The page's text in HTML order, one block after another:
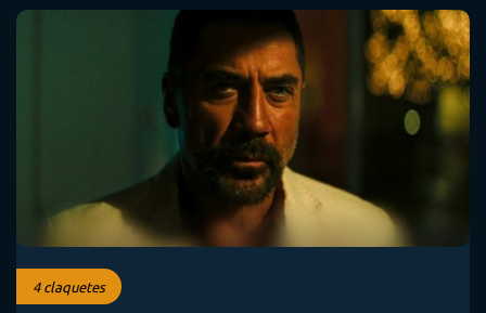
4 claquetes